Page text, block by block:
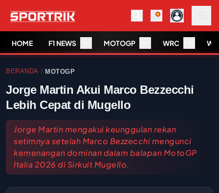
HOME F1 NEWS MOTOGP WRC
BERANDA / MOTOGP
Jorge Martin Akui Marco Bezzecchi
Lebih Cepat di Mugello
Jorge Martin mengakui keunggulan rekan
setimnya setelah Marco Bezzecchi mengunci
kemenangan dominan dalam balapan MotoGP
Italia 2026 di Sirkuit Mugello.